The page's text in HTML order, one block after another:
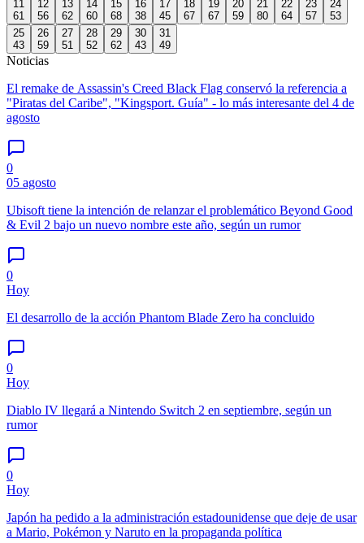
11
61
12
56
13
62
14
60
15
68
16
38
17
45
18
67
19
67
20
59
21
80
22
64
23
57
24
53
25
43
26
59
27
51
28
52
29
62
30
43
31
49
Noticias
El remake de Assassin's Creed Black Flag conservó la referencia a
"Piratas del Caribe", "Kingsport. Guía" - lo más interesante del 4 de
agosto
0
05 agosto
Ubisoft tiene la intención de relanzar el problemático Beyond Good
& Evil 2 bajo un nuevo nombre este año, según un rumor
0
Hoy
El desarrollo de la acción Phantom Blade Zero ha concluido
0
Hoy
Diablo IV llegará a Nintendo Switch 2 en septiembre, según un
rumor
0
Hoy
Japón ha pedido a la administración estadounidense que deje de usar
a Mario, Pokémon y Naruto en la propaganda política